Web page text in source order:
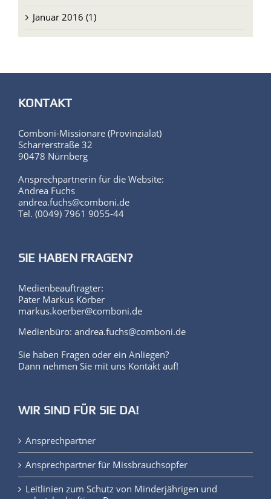
Januar 2016 (1)
KONTAKT
Comboni-Missionare (Provinzialat)
Scharrerstraße 32
90478 Nürnberg
Ansprechpartnerin für die Website:
Andrea Fuchs
andrea.fuchs@comboni.de
Tel. (0049) 7961 9055-44
SIE HABEN FRAGEN?
Medienbeauftragter:
Pater Markus Körber
markus.koerber@comboni.de
Medienbüro: andrea.fuchs@comboni.de
Sie haben Fragen oder ein Anliegen?
Dann nehmen Sie mit uns Kontakt auf!
WIR SIND FÜR SIE DA!
Ansprechpartner
Ansprechpartner für Missbrauchsopfer
Leitlinien zum Schutz von Minderjährigen und